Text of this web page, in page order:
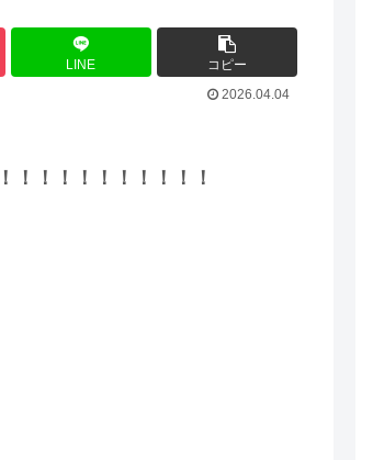
LINE
コピー
2026.04.04
！！！！！！！！！！